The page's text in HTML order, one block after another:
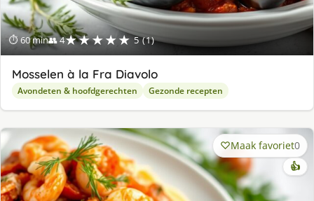
⏱ 60 min👥 4★★★★★ 5 (1)
Mosselen à la Fra Diavolo
Avondeten & hoofdgerechten Gezonde recepten
Maak favoriet0
👍